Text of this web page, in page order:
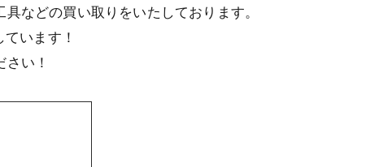
などの買い取りをいたしております。
います！
い！